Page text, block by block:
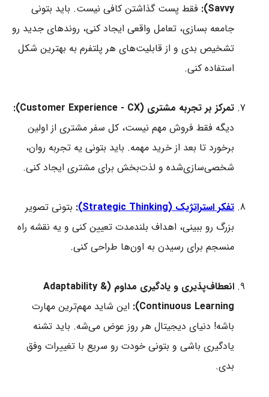
Savvy):
فقط پست گذاشتن کافی نیست. باید بتونی
جامعه بسازی، تعامل واقعی ایجاد کنی، روندهای جدید رو
تشخیص بدی و از قابلیت‌های هر پلتفرم به بهترین شکل
استفاده کنی.
تمرکز بر تجربه مشتری (Customer Experience - CX):
دیگه فقط فروش مهم نیست، کل سفر مشتری از اولین
برخورد تا بعد از خرید مهمه. باید بتونی یه تجربه روان،
شخصی‌سازی‌شده و لذت‌بخش برای مشتری ایجاد کنی.
تفکر استراتژیک (Strategic Thinking) : بتونی تصویر
بزرگ رو ببینی، اهداف بلندمدت تعیین کنی و یه نقشه راه
منسجم برای رسیدن به اون‌ها طراحی کنی.
انعطاف‌پذیری و یادگیری مداوم (Adaptability &
Continuous Learning):
این شاید مهم‌ترین مهارت
باشه! دنیای دیجیتال هر روز عوض می‌شه. باید تشنه
یادگیری باشی و بتونی خودت رو سریع با تغییرات وفق
بدی.